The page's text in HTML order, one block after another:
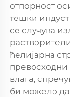
отпорност
тешки
се случува
ћелијарна
превосходни
влага,
би можело